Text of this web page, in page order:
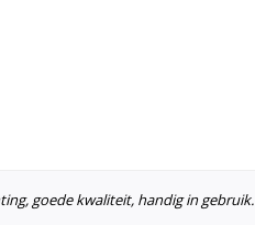
goede kwaliteit, handig in gebruik.